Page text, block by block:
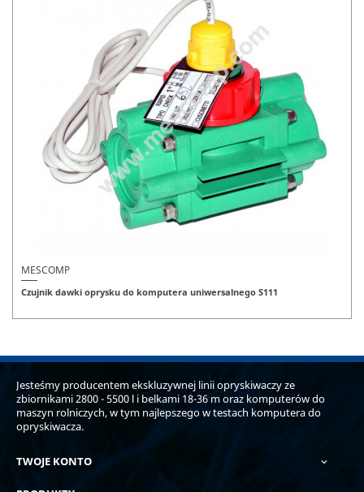
MESCOMP
Czujnik dawki oprysku do komputera uniwersalnego S111
Jesteśmy producentem ekskluzywnej linii opryskiwaczy ze
zbiornikami 2800 - 5500 l i belkami 18-36 m oraz komputerów do
maszyn rolniczych, w tym najlepszego w testach komputera do
opryskiwacza.
TWOJE KONTO 